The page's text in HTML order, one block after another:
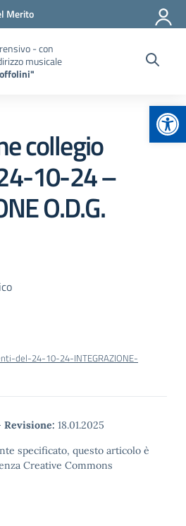
Merito
- con
musicale
collegio
10-24 –
O.D.G.
del-24-10-24-INTEGRAZIONE-
Revisione: 18.01.2025
specificato, questo articolo è
Creative Commons